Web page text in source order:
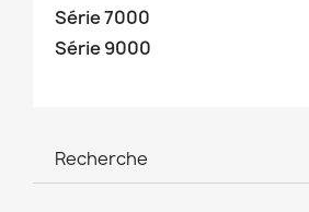
Série 7000
Série 9000
Recherche